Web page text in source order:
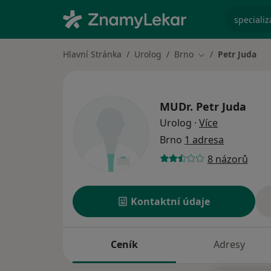
Hlavní Stránka Urolog Brno Změna města
Petr Juda
MUDr. Petr Juda
Urolog · Více
Brno 1 adresa
8 názorů
Kontaktní údaje
Ceník Adresy